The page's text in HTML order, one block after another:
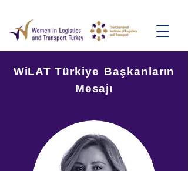
WiLAT Türkiye Başkanların
Mesajı